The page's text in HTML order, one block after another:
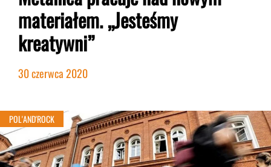
materiałem. „Jesteśmy
kreatywni”
30 czerwca 2020
POL'AND'ROCK